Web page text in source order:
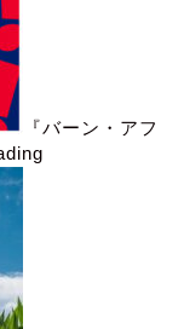
『バーン・アフ